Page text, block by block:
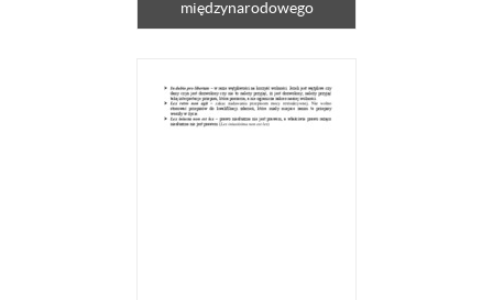
międzynarodowego